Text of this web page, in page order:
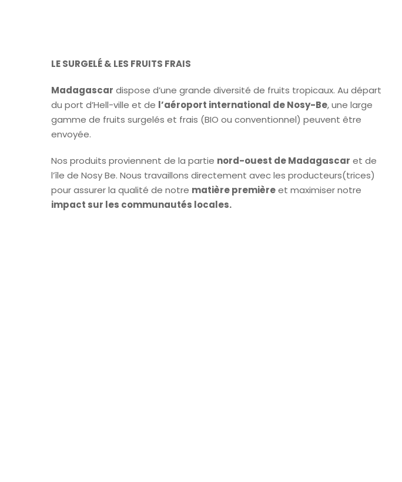
LE SURGELÉ &LES FRUITS FRAIS
Madagascar dispose d’une grande diversité de fruits tropicaux. Au départ
du port d’Hell-ville et de l’aéroport international de Nosy-Be, une large
gamme de fruits surgelés et frais (BIO ou conventionnel) peuvent être
envoyée.
Nos produits proviennent de la partie nord-ouest de Madagascar et de
l’île de Nosy Be. Nous travaillons directement avec les producteurs(trices)
pour assurer la qualité de notre matière premièreet maximiser notre
impact sur les communautés locales.